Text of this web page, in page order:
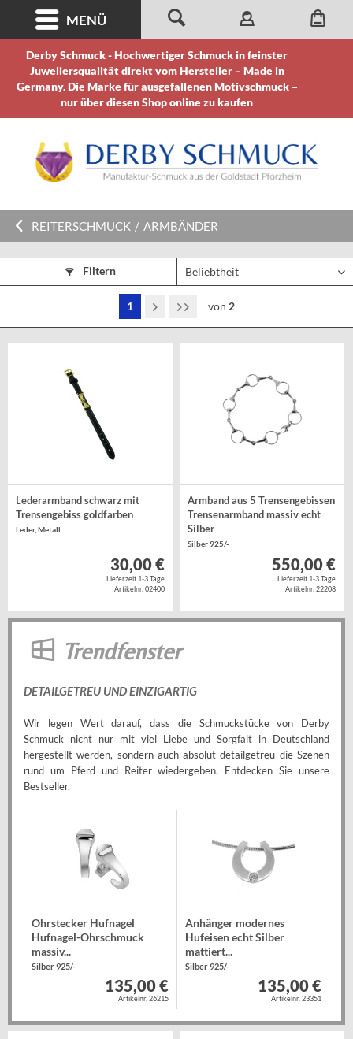
Derby Schmuck - Hochwertiger Schmuck in feinster
Juweliersqualität direkt vom Hersteller – Made in
Germany. Die Marke für ausgefallenen Motivschmuck –
nur über diesen Shop online zu kaufen
MENÜ
REITERSCHMUCK / ARMBÄNDER
Filtern
1 von 2
Trendfenster
DETAILGETREU UND EINZIGARTIG
Wir legen Wert darauf, dass die Schmuckstücke von Derby
Schmuck nicht nur mit viel Liebe und Sorgfalt in Deutschland
hergestellt werden, sondern auch absolut detailgetreu die Szenen
rund um Pferd und Reiter wiedergeben. Entdecken Sie unsere
Bestseller.
Ohrstecker Hufnagel
Hufnagel-Ohrschmuck
massiv...
Silber 925/-
135,00 €
Artikelnr. 26215
Anhänger modernes
Hufeisen echt Silber
mattiert...
Silber 925/-
135,00 €
Artikelnr. 23351
Lederarmband schwarz mit
Trensengebiss goldfarben
Leder, Metall
30,00 €
Lieferzeit 1-3 Tage
Artikelnr. 02400
Armband aus 5 Trensengebissen
Trensenarmband massiv echt
Silber
Silber 925/-
550,00 €
Lieferzeit 1-3 Tage
Artikelnr. 22208